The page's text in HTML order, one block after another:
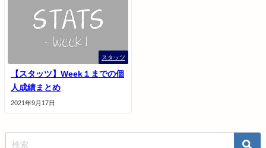
スタッツ
【スタッツ】Week１までの個
人成績まとめ
2021年9月17日